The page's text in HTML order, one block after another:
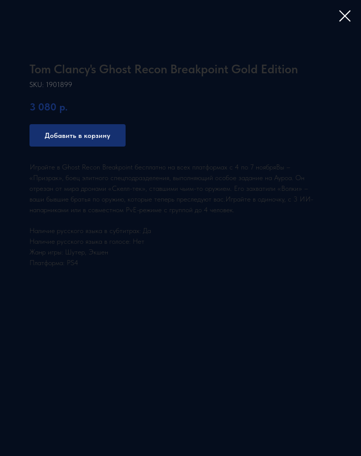
Tom Clancy's Ghost Recon Breakpoint Gold Edition
SKU: 1901899
3 080 р.
Добавить в корзину
Играйте в Ghost Recon Breakpoint бесплатно на всех платформах с 4 по 7 ноябряВы –
«Призрак», боец элитного спецподразделения, выполняющий особое задание на Ауроа. Он
отрезан от мира дронами «Скелл-тек», ставшими чьим-то оружием. Его захватили «Волки» –
ваши бывшие братья по оружию, которые теперь преследуют вас.Играйте в одиночку, с 3 ИИ-
напарниками или в совместном PvE-режиме с группой до 4 человек.
Наличие русского языка в субтитрах: Да
Наличие русского языка в голосе: Нет
Жанр игры: Шутер, Экшен
Платформа: PS4